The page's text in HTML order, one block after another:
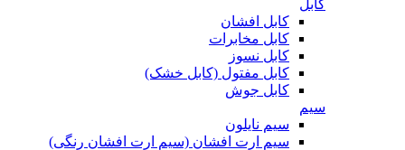
کابل
کابل افشان
کابل مخابرات
کابل نسوز
کابل مفتول (کابل خشک)
کابل جوش
سیم
سیم نایلون
سیم ارت افشان (سیم ارت افشان رنگی)